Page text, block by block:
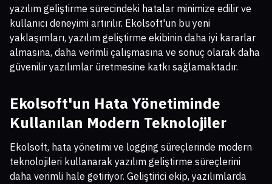
yazılım geliştirme sürecindeki hatalar minimize edilir ve
kullanıcı deneyimi artırılır. Ekolsoft'un bu yeni
yaklaşımları, yazılım geliştirme ekibinin daha iyi kararlar
almasına, daha verimli çalışmasına ve sonuç olarak daha
güvenilir yazılımlar üretmesine katkı sağlamaktadır.
Ekolsoft'un Hata Yönetiminde
Kullanılan Modern Teknolojiler
Ekolsoft, hata yönetimi ve logging süreçlerinde modern
teknolojileri kullanarak yazılım geliştirme süreçlerini
daha verimli hale getiriyor. Geliştirici ekip, yazılımlarda